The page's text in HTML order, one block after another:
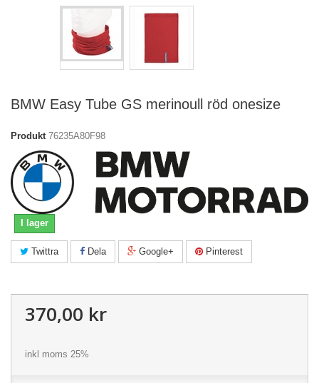
BMW Easy Tube GS merinoull röd onesize
Produkt 76235A80F98
I lager
Twittra Dela Google+ Pinterest
370,00 kr
inkl moms 25%